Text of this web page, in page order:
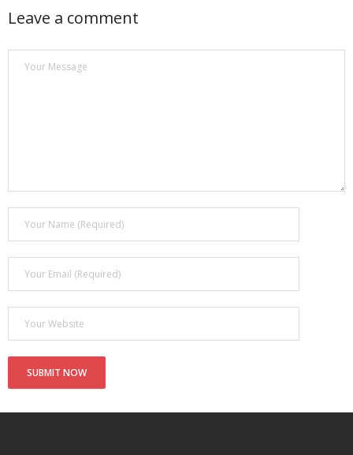
- Покупка усилителя после апгрейда. Случай с Амфитоном
концертных залов
Контакты
Cart (0Items)
Leave a comment